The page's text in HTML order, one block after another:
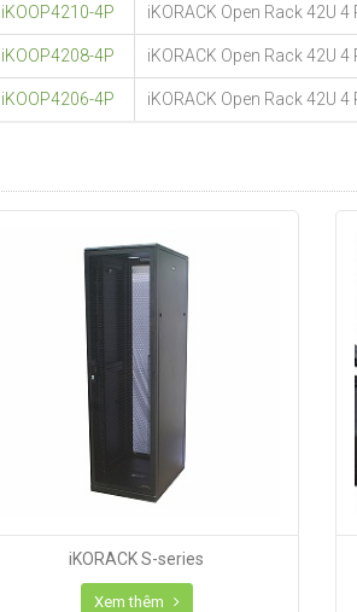
iKOOP4210-4P iKORACK Open Rack 42U
iKOOP4208-4P iKORACK Open Rack 42U
iKOOP4206-4P iKORACK Open Rack 42U
iKORACK S-series
Xem thêm